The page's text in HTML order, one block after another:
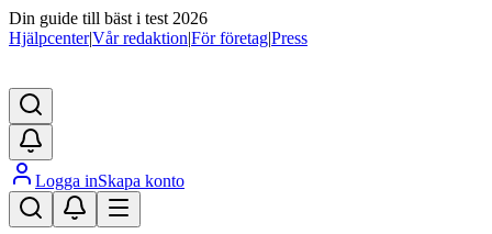
Din guide till bäst i test 2026
Hjälpcenter|Vår redaktion|För företag|Press
Logga inSkapa konto